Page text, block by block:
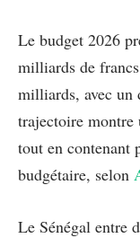
Le budget 2026
milliards de
milliards, avec un
trajectoire montre
tout en contenant
budgétaire, selon
Le Sénégal entre